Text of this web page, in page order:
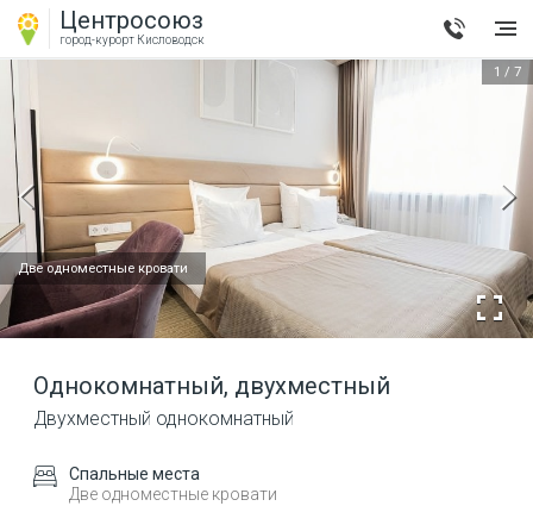
Центросоюз
город-курорт Кисловодск
Две одноместные кровати
1 / 7
Однокомнатный, двухместный
Двухместный однокомнатный
Спальные места
Две одноместные кровати